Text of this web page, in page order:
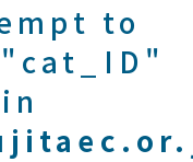
to